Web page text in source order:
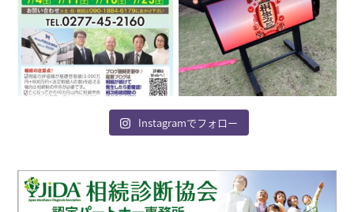
Instagramでフォロー